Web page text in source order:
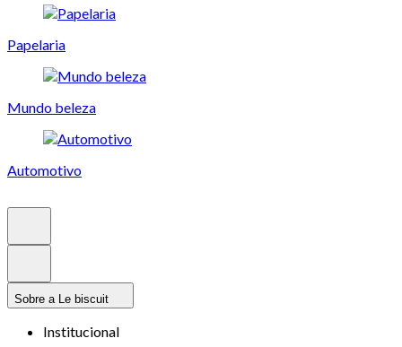
Papelaria
Mundo beleza
Automotivo
Sobre a Le biscuit
Institucional